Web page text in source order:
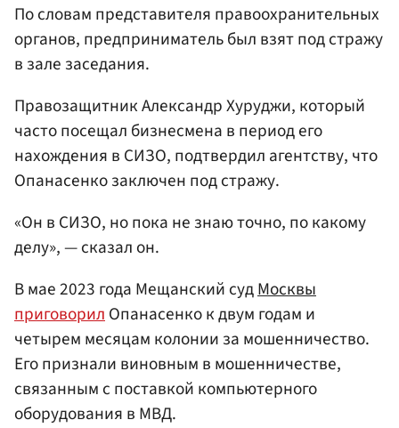
По словам представителя правоохранительных
органов, предприниматель был взят под стражу
в зале заседания.
Правозащитник Александр Хуруджи, который
часто посещал бизнесмена в период его
нахождения в СИЗО, подтвердил агентству, что
Опанасенко заключен под стражу.
«Он в СИЗО, но пока не знаю точно, по какому
делу», — сказал он.
В мае 2023 года Мещанский судМосквы
приговорилОпанасенко к двум годам и
четырем месяцам колонии за мошенничество.
Его признали виновным в мошенничестве,
связанным с поставкой компьютерного
оборудования в МВД.